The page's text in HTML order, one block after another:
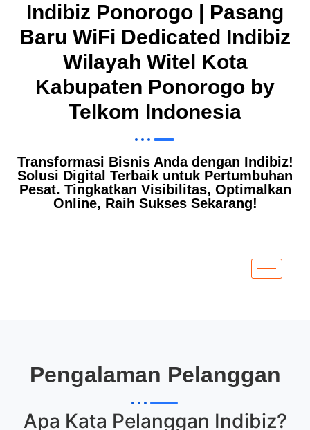
Indibiz Ponorogo | Pasang
Baru WiFi Dedicated Indibiz
Wilayah Witel Kota
Kabupaten Ponorogo by
Telkom Indonesia
Transformasi Bisnis Anda dengan Indibiz!
Solusi Digital Terbaik untuk Pertumbuhan
Pesat. Tingkatkan Visibilitas, Optimalkan
Online, Raih Sukses Sekarang!
Pengalaman Pelanggan
Apa Kata Pelanggan Indibiz?